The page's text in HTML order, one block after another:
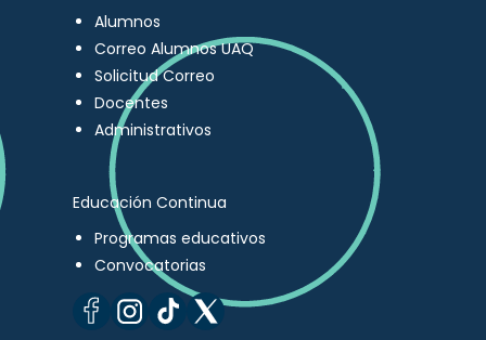
Alumnos
Correo Alumnos UAQ
Solicitud Correo
Docentes
Administrativos
Educación Continua
Programas educativos
Convocatorias